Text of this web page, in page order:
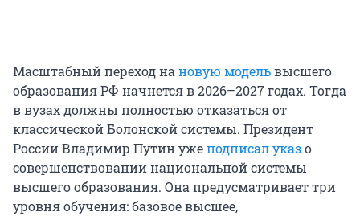
Масштабный переход нановую модельвысшего
образования РФ начнется в 2026–2027 годах. Тогда
в вузах должны полностью отказаться от
классической Болонской системы. Президент
России Владимир Путин ужеподписал указо
совершенствовании национальной системы
высшего образования. Она предусматривает три
уровня обучения: базовое высшее,